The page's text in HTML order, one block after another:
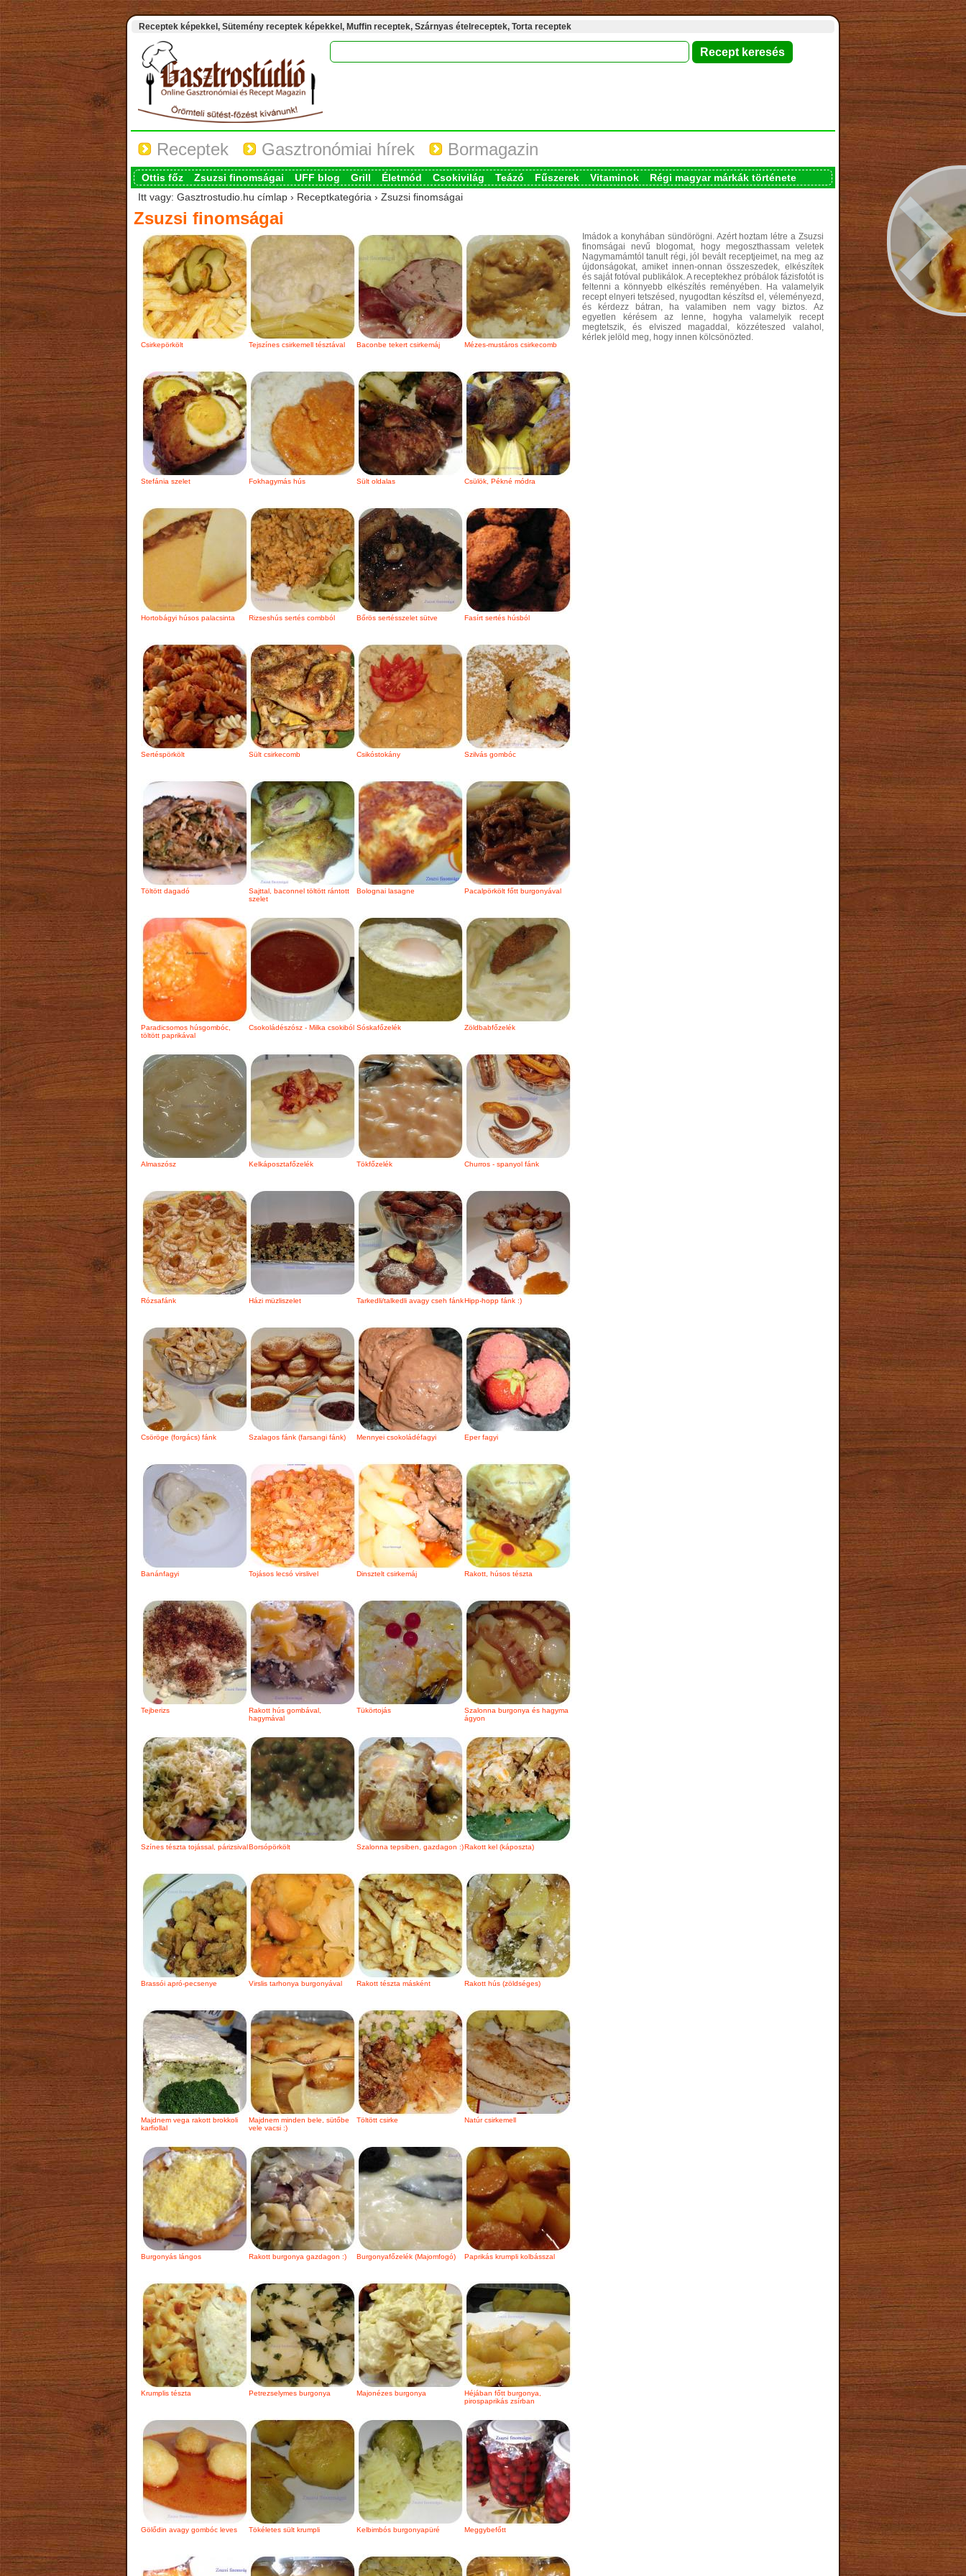
Receptek képekkel, Sütemény receptek képekkel, Muffin receptek, Szárnyas ételreceptek, Torta receptek
Receptek Gasztronómiai hírek Bormagazin
Ottis főz Zsuzsi finomságai UFF blog Grill Életmód Csokivilág Teázó Fűszerek Vitaminok
Régi magyar márkák története
Itt vagy: Gasztrostudio.hu címlap › Receptkategória › Zsuzsi finomságai
Zsuzsi finomságai
Csirkepörkölt Tejszínes csirkemell tésztával Baconbe tekert csirkemáj Mézes-mustáros csirkecomb
Stefánia szelet Fokhagymás hús Sült oldalas Csülök, Pékné módra
Hortobágyi húsos palacsinta Rizseshús sertés combból Bőrös sertésszelet sütve Fasírt sertés húsból
Sertéspörkölt Sült csirkecomb Csikóstokány Szilvás gombóc
Töltött dagadó
Sajttal, baconnel töltött rántott
szelet
Bolognai lasagne Pacalpörkölt főtt burgonyával
Paradicsomos húsgombóc,
töltött paprikával
Csokoládészósz - Milka csokiból Sóskafőzelék Zöldbabfőzelék
Almaszósz Kelkáposztafőzelék Tökfőzelék Churros - spanyol fánk
Rózsafánk Házi müzliszelet Tarkedli/talkedli avagy cseh fánkHipp-hopp fánk :)
Csöröge (forgács) fánk Szalagos fánk (farsangi fánk) Mennyei csokoládéfagyi Eper fagyi
Banánfagyi Tojásos lecsó virslivel Dinsztelt csirkemáj Rakott, húsos tészta
Tejberizs
Rakott hús gombával,
hagymával
Tükörtojás
Szalonna burgonya és hagyma
ágyon
Színes tészta tojással, párizsivalBorsópörkölt Szalonna tepsiben, gazdagon :)Rakott kel (káposzta)
Brassói apró-pecsenye Virslis tarhonya burgonyával Rakott tészta másként Rakott hús (zöldséges)
Majdnem vega rakott brokkoli
karfiollal
Majdnem minden bele, sütőbe
vele vacsi :)
Töltött csirke Natúr csirkemell
Burgonyás lángos Rakott burgonya gazdagon :) Burgonyafőzelék (Majomfogó) Paprikás krumpli kolbásszal
Krumplis tészta Petrezselymes burgonya Majonézes burgonya
Héjában főtt burgonya,
pirospaprikás zsírban
Gölődin avagy gombóc leves Tökéletes sült krumpli Kelbimbós burgonyapüré Meggybefőtt
Imádok a konyhában sündörögni. Azért hoztam létre a Zsuzsi
finomságai nevű blogomat, hogy megoszthassam veletek
Nagymamámtól tanult régi, jól bevált receptjeimet, na meg az
újdonságokat, amiket innen-onnan összeszedek, elkészítek
és saját fotóval publikálok. A receptekhez próbálok fázisfotót is
feltenni a könnyebb elkészítés reményében. Ha valamelyik
recept elnyeri tetszésed, nyugodtan készítsd el, véleményezd,
és kérdezz bátran, ha valamiben nem vagy biztos. Az
egyetlen kérésem az lenne, hogyha valamelyik recept
megtetszik, és elviszed magaddal, közzéteszed valahol,
kérlek jelöld meg, hogy innen kölcsönözted.